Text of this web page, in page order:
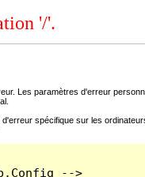
'/'.
Les paramètres d'erreur
spécifique sur les
-->